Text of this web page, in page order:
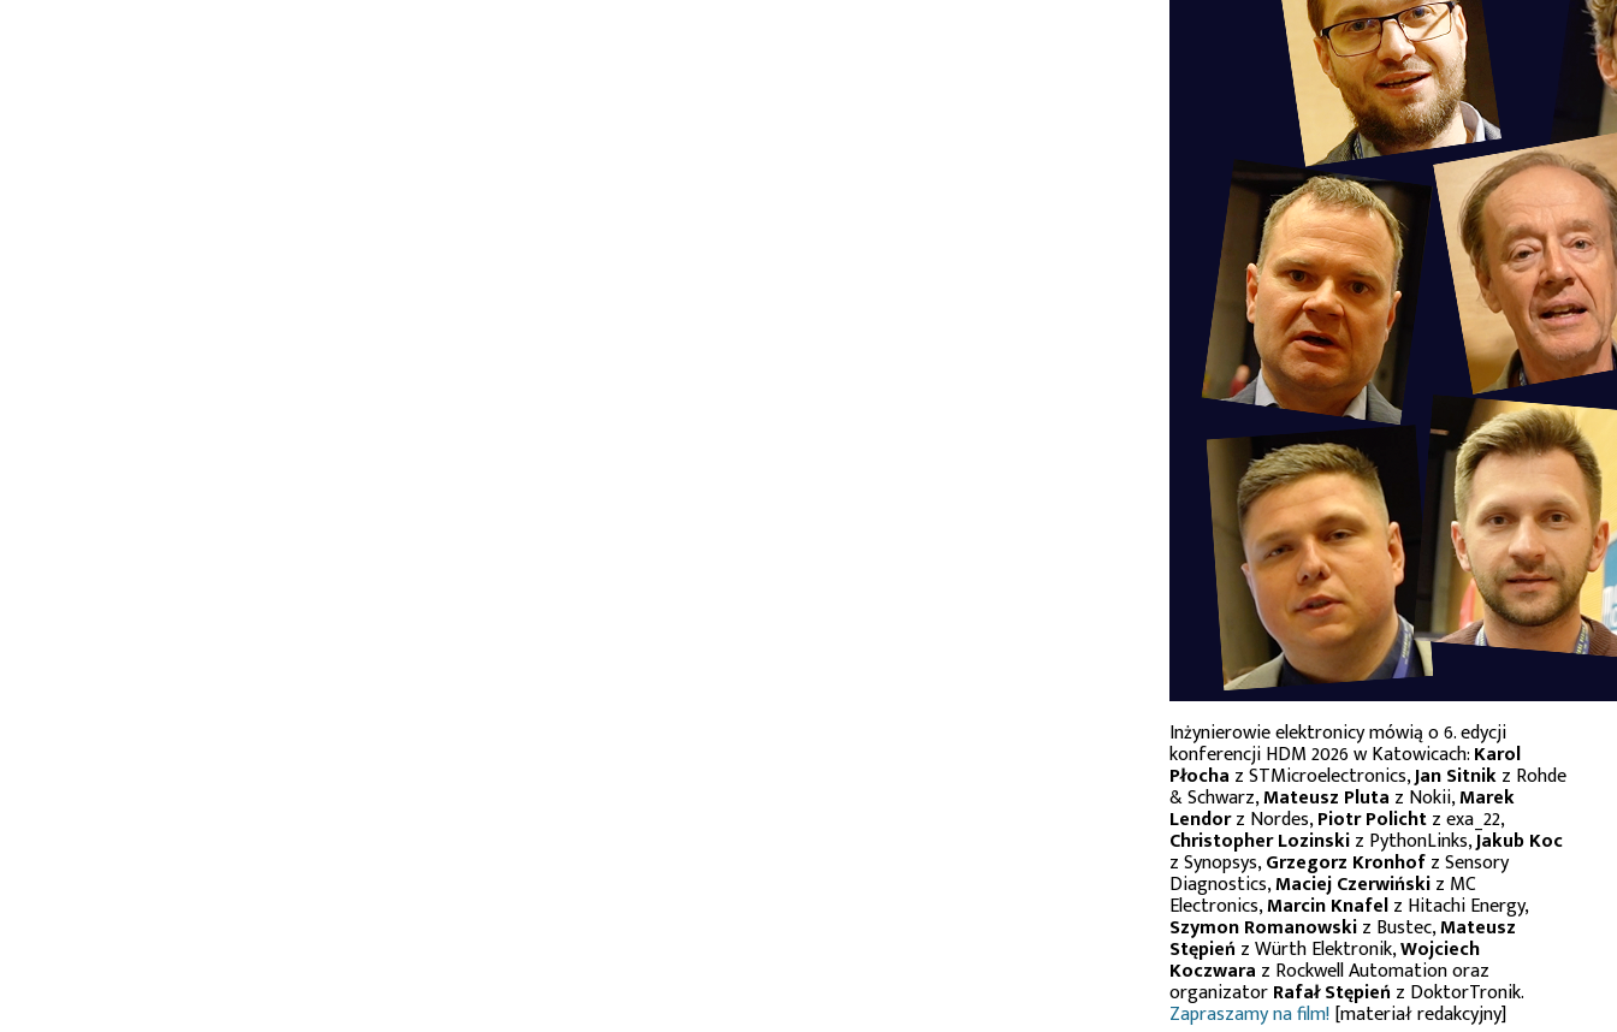
Inżynierowie elektronicy mówią o 6. edycji
konferencji HDM 2026 w Katowicach:Karol
Płocha z STMicroelectronics,Jan Sitnikz Rohde
& Schwarz,Mateusz Pluta z Nokii,Marek
Lendorz Nordes,Piotr Polichtz exa_22,
Christopher Lozinskiz PythonLinks,Jakub Koc
z Synopsys,Grzegorz Kronhofz Sensory
Diagnostics,Maciej Czerwińskiz MC
Electronics,Marcin Knafelz Hitachi Energy,
Szymon Romanowskiz Bustec,Mateusz
Stępień z Würth Elektronik,Wojciech
Koczwara z Rockwell Automation oraz
organizatorRafał Stępień z DoktorTronik.
Zapraszamy na film![materiał redakcyjny]